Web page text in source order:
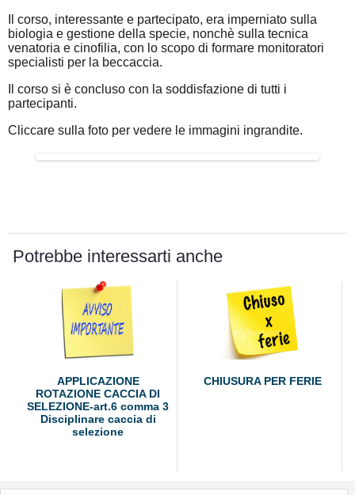
Il corso, interessante e partecipato, era imperniato sulla
biologia e gestione della specie, nonchè sulla tecnica
venatoria e cinofilia, con lo scopo di formare monitoratori
specialisti per la beccaccia.
Il corso si è concluso con la soddisfazione di tutti i
partecipanti.
Cliccare sulla foto per vedere le immagini ingrandite.
Potrebbe interessarti anche
APPLICAZIONE
ROTAZIONE CACCIA DI
SELEZIONE-art.6 comma 3
Disciplinare caccia di
selezione
CHIUSURA PER FERIE